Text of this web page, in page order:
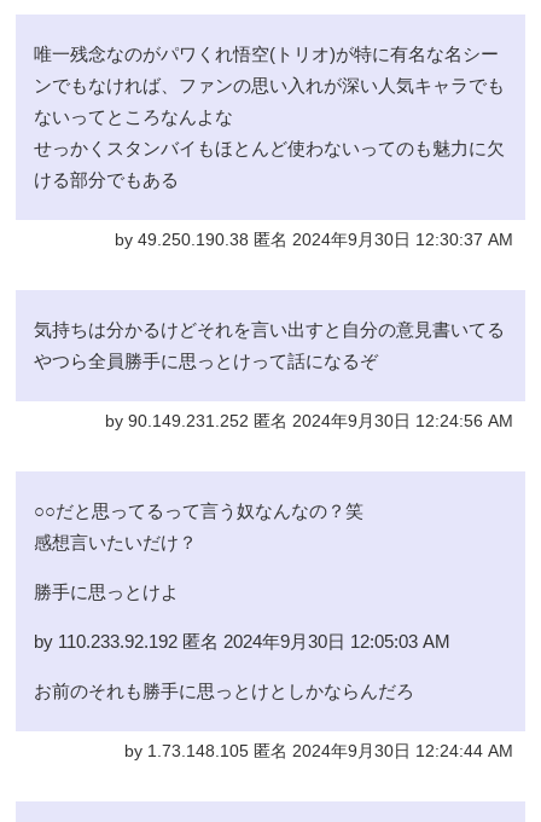
唯一残念なのがパワくれ悟空(トリオ)が特に有名な名シー
ンでもなければ、ファンの思い入れが深い人気キャラでも
ないってところなんよな
せっかくスタンバイもほとんど使わないってのも魅力に欠
ける部分でもある
by 49.250.190.38 匿名 2024年9月30日 12:30:37 AM
気持ちは分かるけどそれを言い出すと自分の意見書いてる
やつら全員勝手に思っとけって話になるぞ
by 90.149.231.252 匿名 2024年9月30日 12:24:56 AM
○○だと思ってるって言う奴なんなの？笑
感想言いたいだけ？
勝手に思っとけよ
by 110.233.92.192 匿名 2024年9月30日 12:05:03 AM
お前のそれも勝手に思っとけとしかならんだろ
by 1.73.148.105 匿名 2024年9月30日 12:24:44 AM